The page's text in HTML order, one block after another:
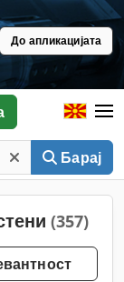
До апликацијата
Барај
(357)